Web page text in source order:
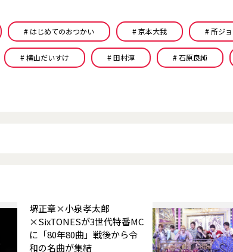
# はじめてのおつかい # 京本大我 # 所ジ
# 横山だいすけ # 田村淳 # 石原良純
堺正章×小泉孝太郎
×SixTONESが3世代特番MC
に「80年80曲」戦後から令
和の名曲が集結